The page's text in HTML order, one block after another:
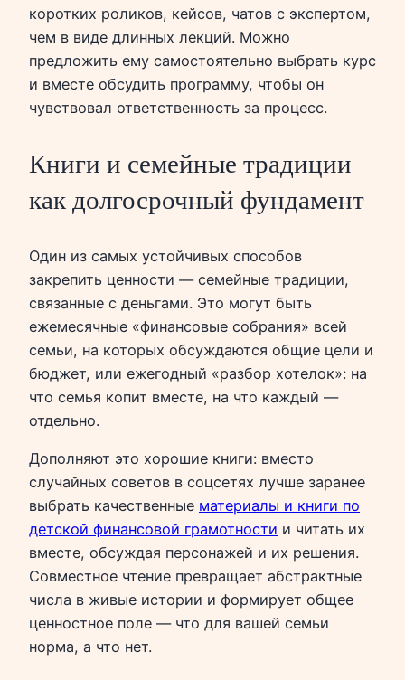
коротких роликов, кейсов, чатов с экспертом,
чем в виде длинных лекций. Можно
предложить ему самостоятельно выбрать курс
и вместе обсудить программу, чтобы он
чувствовал ответственность за процесс.
Книги и семейные традиции
как долгосрочный фундамент
Один из самых устойчивых способов
закрепить ценности — семейные традиции,
связанные с деньгами. Это могут быть
ежемесячные «финансовые собрания» всей
семьи, на которых обсуждаются общие цели и
бюджет, или ежегодный «разбор хотелок»: на
что семья копит вместе, на что каждый —
отдельно.
Дополняют это хорошие книги: вместо
случайных советов в соцсетях лучше заранее
выбрать качественные материалы и книги по
детской финансовой грамотности и читать их
вместе, обсуждая персонажей и их решения.
Совместное чтение превращает абстрактные
числа в живые истории и формирует общее
ценностное поле — что для вашей семьи
норма, а что нет.